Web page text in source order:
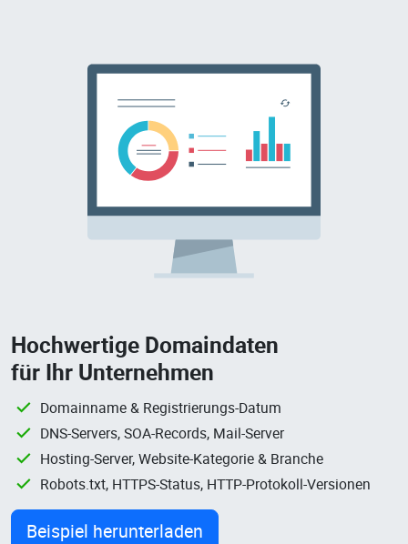
Hochwertige Domaindaten
für Ihr Unternehmen
Domainname & Registrierungs-Datum
DNS-Servers, SOA-Records, Mail-Server
Hosting-Server, Website-Kategorie & Branche
Robots.txt, HTTPS-Status, HTTP-Protokoll-Versionen
Beispiel herunterladen